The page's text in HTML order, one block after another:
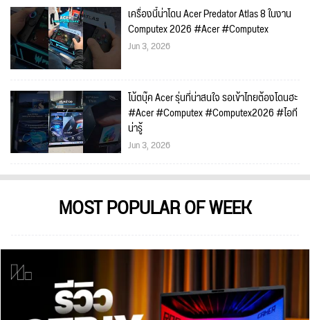
เครื่องนี้น่าโดน Acer Predator Atlas 8 ในงาน
Computex 2026 #Acer #Computex
Jun 3, 2026
โน้ตบุ๊ค Acer รุ่นที่น่าสนใจ รอเข้าไทยต้องโดนฮะ
#Acer #Computex #Computex2026 #ไอที
น่ารู้
Jun 3, 2026
MOST POPULAR OF WEEK